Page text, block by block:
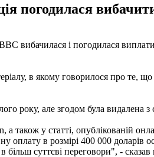
погодилася
BBC вибачилася і погодилася
в якому говорилося про
року, але згодом була видалена
а також у статті, опублікованій
оплату в розмірі 400 000
більш суттєві переговори", -